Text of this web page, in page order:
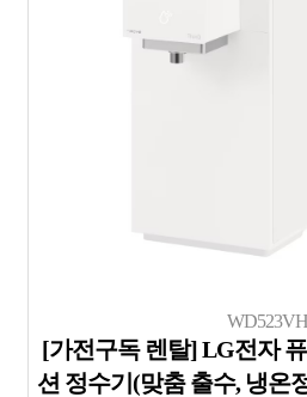
WD523VH
[가전구독 렌탈] LG전자
션 정수기(맞춤 출수, 냉온